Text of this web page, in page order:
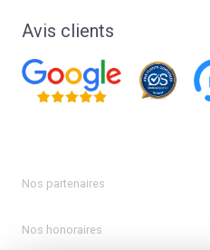
Avis clients
Nos partenaires
Nos honoraires